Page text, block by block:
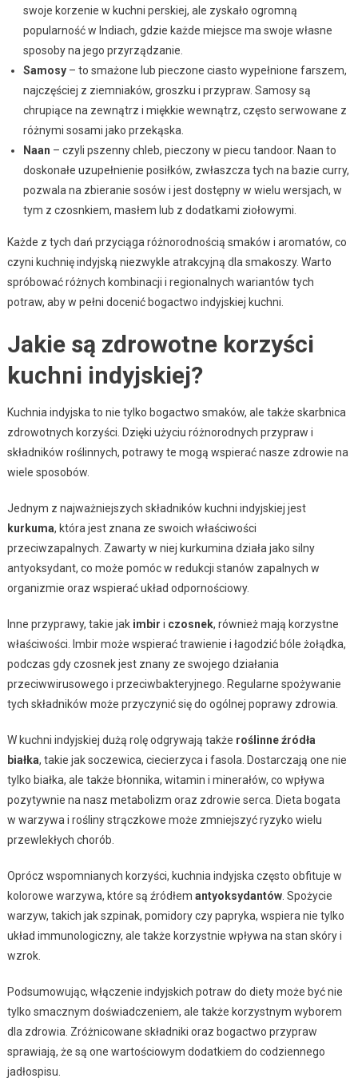
swoje korzenie w kuchni perskiej, ale zyskało ogromną
popularność w Indiach, gdzie każde miejsce ma swoje własne
sposoby na jego przyrządzanie.
Samosy– to smażone lub pieczone ciasto wypełnione farszem,
najczęściej z ziemniaków, groszku i przypraw. Samosy są
chrupiące na zewnątrz i miękkie wewnątrz, często serwowane z
różnymi sosami jako przekąska.
Naan – czyli pszenny chleb, pieczony w piecu tandoor. Naan to
doskonałe uzupełnienie posiłków, zwłaszcza tych na bazie curry,
pozwala na zbieranie sosów i jest dostępny w wielu wersjach, w
tym z czosnkiem, masłem lub z dodatkami ziołowymi.
Każde z tych dań przyciąga różnorodnością smaków i aromatów, co
czyni kuchnię indyjską niezwykle atrakcyjną dla smakoszy. Warto
spróbować różnych kombinacji i regionalnych wariantów tych
potraw, aby w pełni docenić bogactwo indyjskiej kuchni.
Jakie są zdrowotne korzyści
kuchni indyjskiej?
Kuchnia indyjska to nie tylko bogactwo smaków, ale także skarbnica
zdrowotnych korzyści. Dzięki użyciu różnorodnych przypraw i
składników roślinnych, potrawy te mogą wspierać nasze zdrowie na
wiele sposobów.
Jednym z najważniejszych składników kuchni indyjskiej jest
kurkuma, która jest znana ze swoich właściwości
przeciwzapalnych. Zawarty w niej kurkumina działa jako silny
antyoksydant, co może pomóc w redukcji stanów zapalnych w
organizmie oraz wspierać układ odpornościowy.
Inne przyprawy, takie jak imbir i czosnek, również mają korzystne
właściwości. Imbir może wspierać trawienie i łagodzić bóle żołądka,
podczas gdy czosnek jest znany ze swojego działania
przeciwwirusowego i przeciwbakteryjnego. Regularne spożywanie
tych składników może przyczynić się do ogólnej poprawy zdrowia.
W kuchni indyjskiej dużą rolę odgrywają także roślinne źródła
białka, takie jak soczewica, ciecierzyca i fasola. Dostarczają one nie
tylko białka, ale także błonnika, witamin i minerałów, co wpływa
pozytywnie na nasz metabolizm oraz zdrowie serca. Dieta bogata
w warzywa i rośliny strączkowe może zmniejszyć ryzyko wielu
przewlekłych chorób.
Oprócz wspomnianych korzyści, kuchnia indyjska często obfituje w
kolorowe warzywa, które są źródłem antyoksydantów. Spożycie
warzyw, takich jak szpinak, pomidory czy papryka, wspiera nie tylko
układ immunologiczny, ale także korzystnie wpływa na stan skóry i
wzrok.
Podsumowując, włączenie indyjskich potraw do diety może być nie
tylko smacznym doświadczeniem, ale także korzystnym wyborem
dla zdrowia. Zróżnicowane składniki oraz bogactwo przypraw
sprawiają, że są one wartościowym dodatkiem do codziennego
jadłospisu.